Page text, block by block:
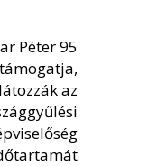
Péter 95
az